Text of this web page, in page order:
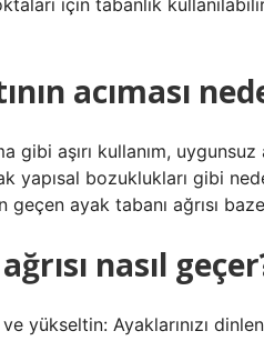
için tabanlık
acıması
gibi aşırı kullanım,
yapısal bozuklukları gibi
ayak tabanı ağrısı
nasıl
ve yükseltin: Ayaklarınızı